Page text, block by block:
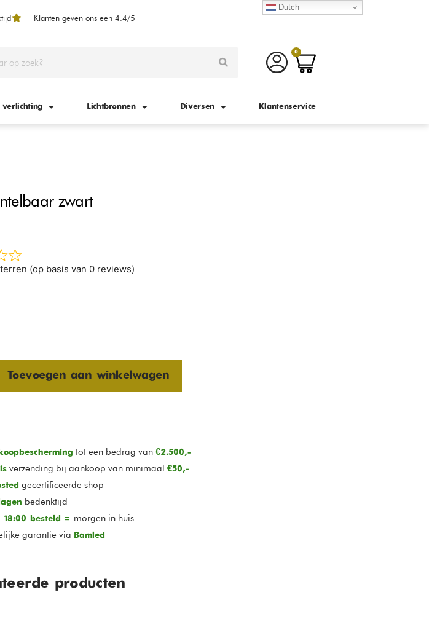
Klanten geven ons een 4.4/5
0
Lichtbronnen Diversen Klantenservice
zwart
(op basis van 0 reviews)
Toevoegen aan winkelwagen
tot een bedrag van €2.500,-
verzending bij aankoop van minimaal €50,-
gecertificeerde shop
bedenktijd
18:00 besteld = morgen in huis
garantie via Bamled
producten
Dutch